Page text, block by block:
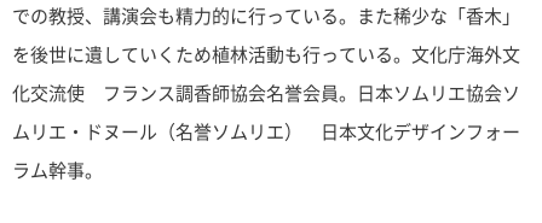
での教授、講演会も精力的に行っている。また稀少な「香木」
を後世に遺していくため植林活動も行っている。文化庁海外文
化交流使 フランス調香師協会名誉会員。日本ソムリエ協会ソ
ムリエ・ドヌール（名誉ソムリエ） 日本文化デザインフォー
ラム幹事。